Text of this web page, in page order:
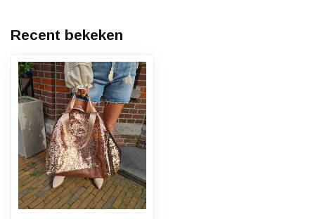
Recent bekeken